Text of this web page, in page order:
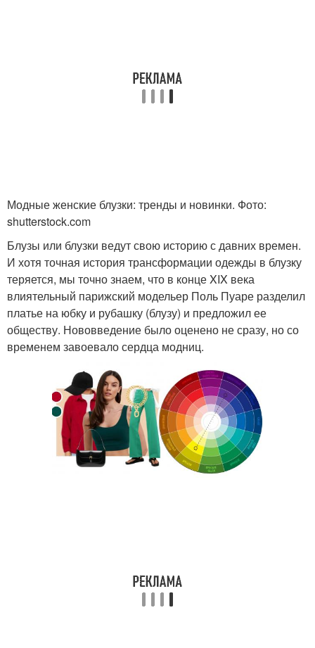
Модные женские блузки: тренды и новинки. Фото:
shutterstock.com
Блузы или блузки ведут свою историю с давних времен.
И хотя точная история трансформации одежды в блузку
теряется, мы точно знаем, что в конце XIX века
влиятельный парижский модельер Поль Пуаре разделил
платье на юбку и рубашку (блузу) и предложил ее
обществу. Нововведение было оценено не сразу, но со
временем завоевало сердца модниц.